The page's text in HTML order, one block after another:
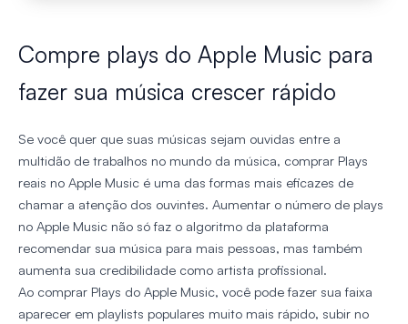
Compre plays do Apple Music para
fazer sua música crescer rápido
Se você quer que suas músicas sejam ouvidas entre a
multidão de trabalhos no mundo da música, comprar Plays
reais no Apple Music é uma das formas mais eficazes de
chamar a atenção dos ouvintes. Aumentar o número de plays
no Apple Music não só faz o algoritmo da plataforma
recomendar sua música para mais pessoas, mas também
aumenta sua credibilidade como artista profissional.
Ao comprar Plays do Apple Music, você pode fazer sua faixa
aparecer em playlists populares muito mais rápido, subir no